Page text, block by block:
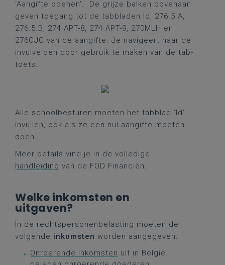
‘Aangifte openen’. De grijze balken bovenaan
geven toegang tot de tabbladen Id, 276.5.A,
276.5.B, 274 APT-8, 274 APT-9, 270MLH en
276CJC van de aangifte. Je navigeert naar de
invulvelden door gebruik te maken van de tab-
toets.
Alle schoolbesturen moeten het tabblad ‘Id’
invullen, ook als ze een nul-aangifte moeten
doen.
Meer details vind je in de volledige
handleiding van de FOD Financiën.
Welke inkomsten en
uitgaven?
In de rechtspersonenbelasting moeten de
volgende inkomsten worden aangegeven:
Onroerende inkomsten uit in België